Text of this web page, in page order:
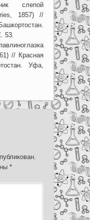
слепой
1857) //
53.
// Красная
Уфа,
*